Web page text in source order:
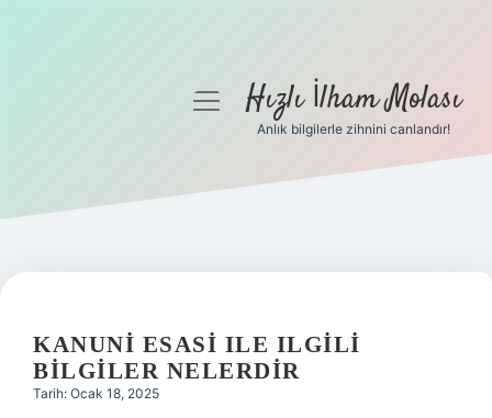
Gizlilik Politikası
Yasal Uyarı
menüyüHızlı İlham Molası
Anlık bilgilerle zihnini canlandır!
KANUNI ESASI ILE ILGILI
BILGILER NELERDIR
Tarih: Ocak 18, 2025